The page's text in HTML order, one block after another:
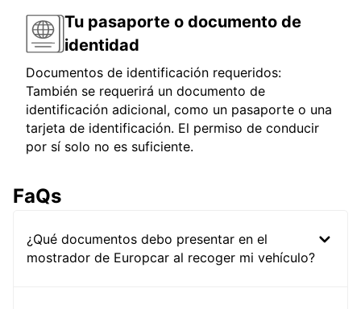
Tu pasaporte o documento de
identidad
Documentos de identificación requeridos:
También se requerirá un documento de
identificación adicional, como un pasaporte o una
tarjeta de identificación. El permiso de conducir
por sí solo no es suficiente.
FaQs
¿Qué documentos debo presentar en el
mostrador de Europcar al recoger mi vehículo?